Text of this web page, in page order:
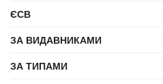
ЄСВ
ЗА ВИДАВНИКАМИ
ЗА ТИПАМИ